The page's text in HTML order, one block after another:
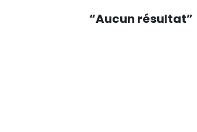
“Aucun résultat”